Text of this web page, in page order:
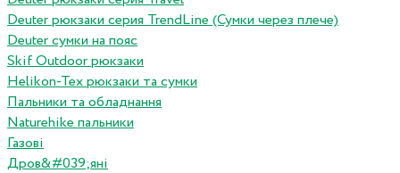
Deuter рюкзаки серия TrendLine (Сумки через плече)
Deuter сумки на пояс
Skif Outdoor рюкзаки
Helikon-Tex рюкзаки та сумки
Пальники та обладнання
Naturehike пальники
Газові
Дров&#039;яні